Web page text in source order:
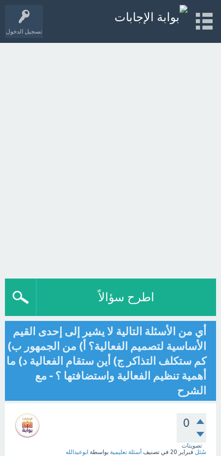
تسجيل الدخول
اطرح سؤالاً
أي من الأسئلة التالية لا يشير إلى إحدى القيم
الأساسية لتصميم الفعالية؟ أ) من الجمهور ب)
كم ستكلف التذاكر ج) أين ستقام الفعالية د) ما
أهمية تنظيم الفعالية واستضافتها ؟ - مع
الشرح
0
تصويتات
سُئل فبراير 20 في تصنيف أسئلة تعليمية بواسطة ابوعبدالله